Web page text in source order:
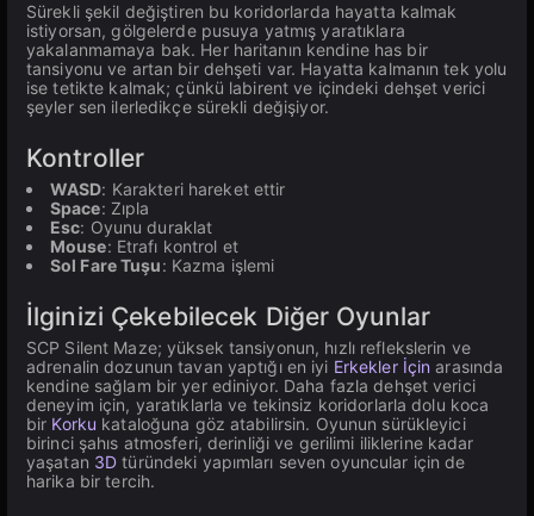
Sürekli şekil değiştiren bu koridorlarda hayatta kalmak
istiyorsan, gölgelerde pusuya yatmış yaratıklara
yakalanmamaya bak. Her haritanın kendine has bir
tansiyonu ve artan bir dehşeti var. Hayatta kalmanın tek yolu
ise tetikte kalmak; çünkü labirent ve içindeki dehşet verici
şeyler sen ilerledikçe sürekli değişiyor.
Kontroller
WASD: Karakteri hareket ettir
Space: Zıpla
Esc: Oyunu duraklat
Mouse: Etrafı kontrol et
Sol Fare Tuşu: Kazma işlemi
İlginizi Çekebilecek Diğer Oyunlar
SCP Silent Maze; yüksek tansiyonun, hızlı reflekslerin ve
adrenalin dozunun tavan yaptığı en iyi Erkekler İçin arasında
kendine sağlam bir yer ediniyor. Daha fazla dehşet verici
deneyim için, yaratıklarla ve tekinsiz koridorlarla dolu koca
bir Korku kataloğuna göz atabilirsin. Oyunun sürükleyici
birinci şahıs atmosferi, derinliği ve gerilimi iliklerine kadar
yaşatan 3D türündeki yapımları seven oyuncular için de
harika bir tercih.